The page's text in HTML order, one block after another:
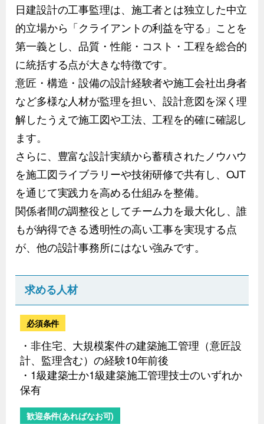
日建設計の工事監理は、施工者とは独立した中立
的立場から「クライアントの利益を守る」ことを
第一義とし、品質・性能・コスト・工程を総合的
に統括する点が大きな特徴です。
意匠・構造・設備の設計経験者や施工会社出身者
など多様な人材が監理を担い、設計意図を深く理
解したうえで施工図や工法、工程を的確に確認し
ます。
さらに、豊富な設計実績から蓄積されたノウハウ
を施工図ライブラリーや技術研修で共有し、OJT
を通じて実践力を高める仕組みを整備。
関係者間の調整役としてチーム力を最大化し、誰
もが納得できる透明性の高い工事を実現する点
が、他の設計事務所にはない強みです。
求める人材
必須条件
・非住宅、大規模案件の建築施工管理（意匠設
計、監理含む）の経験10年前後
・1級建築士か1級建築施工管理技士のいずれか
保有
歓迎条件(あればなお可)